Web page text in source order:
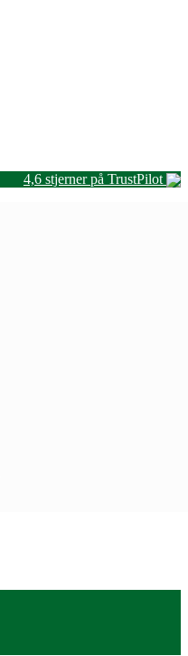
4,6 stjerner på TrustPilot